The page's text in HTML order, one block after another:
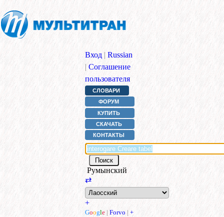
Вход | Russian
| Соглашение
пользователя
СЛОВАРИ
ФОРУМ
КУПИТЬ
СКАЧАТЬ
КОНТАКТЫ
Румынский
⇄
+
Google | Forvo | +